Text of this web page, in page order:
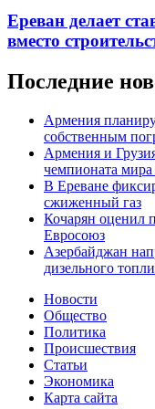
Ереван делает
вместо
Последние
Армения
собственным
Армения и
чемпионата
В Ереване
сжиженный газ
Кочарян оценил
Евросоюз
Азербайджан
дизельного
Новости
Общество
Политика
Происшествия
Статьи
Экономика
Карта сайта